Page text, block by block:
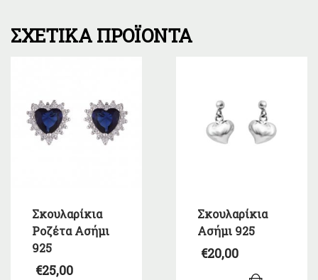
ΣΧΕΤΙΚΆ ΠΡΟΪΌΝΤΑ
Σκουλαρίκια
Ροζέτα Ασήμι
925
€25,00
Σκουλαρίκια
Ασήμι 925
€20,00